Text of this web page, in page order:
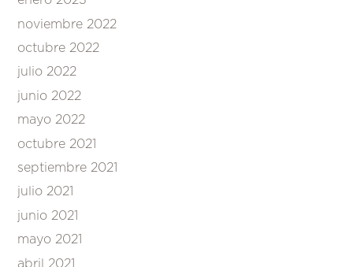
noviembre 2022
octubre 2022
julio 2022
junio 2022
mayo 2022
octubre 2021
septiembre 2021
julio 2021
junio 2021
mayo 2021
abril 2021